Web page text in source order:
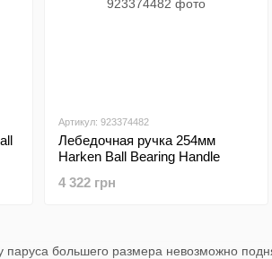
большего размера невозможно
Артикул: 923374482
Лебедочная ручка 254мм
Harken Ball Bearing Handle
4 322 грн